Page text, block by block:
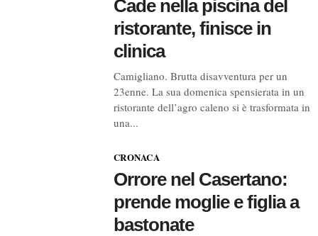
Cade nella piscina del
ristorante, finisce in
clinica
Camigliano. Brutta disavventura per un
23enne. La sua domenica spensierata in un
ristorante dell’agro caleno si è trasformata in
una...
CRONACA
Orrore nel Casertano:
prende moglie e figlia a
bastonate